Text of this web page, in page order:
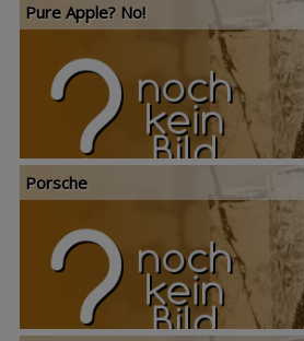
Pure Apple? No!
Porsche